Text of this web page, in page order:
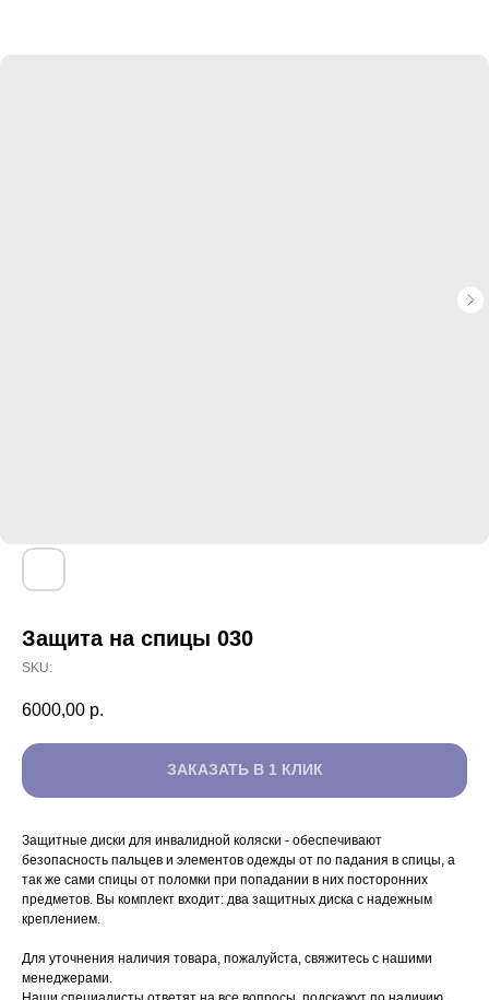
Защита на спицы 030
SKU:
6000,00 р.
ЗАКАЗАТЬ В 1 КЛИК
Защитные диски для инвалидной коляски - обеспечивают
безопасность пальцев и элементов одежды от по падания в спицы, а
так же сами спицы от поломки при попадании в них посторонних
предметов. Вы комплект входит: два защитных диска с надежным
креплением.
Для уточнения наличия товара, пожалуйста, свяжитесь с нашими
менеджерами.